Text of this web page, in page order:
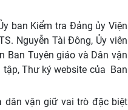
ban Kiểm tra Đảng ủy Viện
Nguyễn Tài Đông, Ủy viên
Ban Tuyên giáo và Dân vận
tập, Thư ký website của Ban
dân vận giữ vai trò đặc biệt